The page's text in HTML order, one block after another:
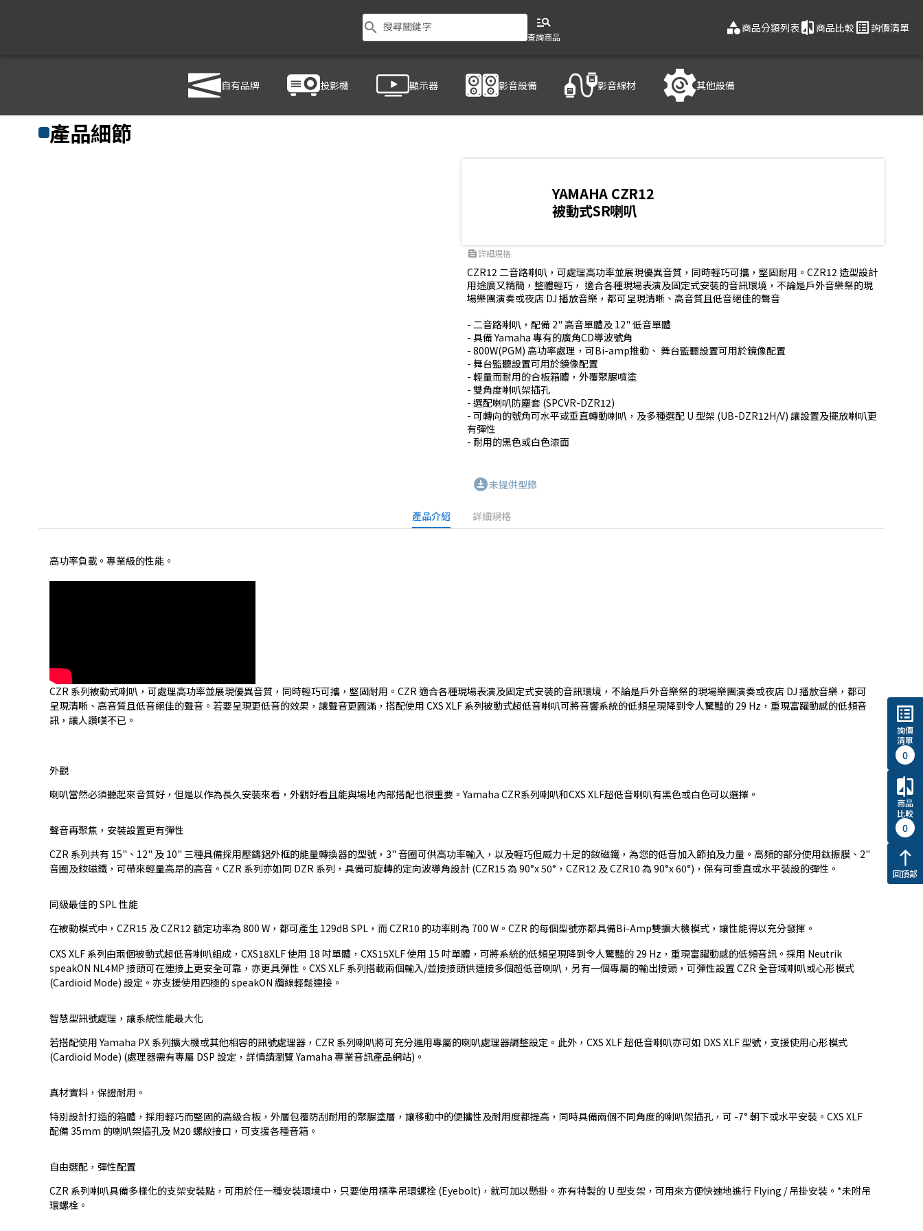
search 搜尋關鍵字 manage_search
查詢商品
category商品分類列表compare商品比較 list_alt 詢價清單
自有品牌 投影機 顯示器 影音設備 影音線材 其他設備
YAMAHA CZR12
產品細節
YAMAHA CZR12
被動式SR喇叭
feed詳細規格
CZR12 二音路喇叭，可處理高功率並展現優異音質，同時輕巧可攜，堅固耐用。CZR12 造型設計
用途廣又精簡，整體輕巧， 適合各種現場表演及固定式安裝的音訊環境，不論是戶外音樂祭的現
場樂團演奏或夜店 DJ 播放音樂，都可呈現清晰、高音質且低音絕佳的聲音
- 二音路喇叭，配備 2" 高音單體及 12" 低音單體
- 具備 Yamaha 專有的廣角CD導波號角
- 800W(PGM) 高功率處理，可Bi-amp推動、 舞台監聽設置可用於鏡像配置
- 舞台監聽設置可用於鏡像配置
- 輕量而耐用的合板箱體，外覆聚脲噴塗
- 雙角度喇叭架插孔
- 選配喇叭防塵套 (SPCVR-DZR12)
- 可轉向的號角可水平或垂直轉動喇叭，及多種選配 U 型架 (UB-DZR12H/V) 讓設置及擺放喇叭更
有彈性
- 耐用的黑色或白色漆面
download_for_offline未提供型錄
產品介紹 詳細規格
高功率負載。專業級的性能。
CZR 系列被動式喇叭，可處理高功率並展現優異音質，同時輕巧可攜，堅固耐用。CZR 適合各種現場表演及固定式安裝的音訊環境，不論是戶外音樂祭的現場樂團演奏或夜店 DJ 播放音樂，都可
呈現清晰、高音質且低音絕佳的聲音。若要呈現更低音的效果，讓聲音更圓滿，搭配使用 CXS XLF 系列被動式超低音喇叭可將音響系統的低頻呈現降到令人驚豔的 29 Hz，重現富躍動感的低頻音
訊，讓人讚嘆不已。
外觀
喇叭當然必須聽起來音質好，但是以作為長久安裝來看，外觀好看且能與場地內部搭配也很重要。Yamaha CZR系列喇叭和CXS XLF超低音喇叭有黑色或白色可以選擇。
聲音再聚焦，安裝設置更有彈性
CZR 系列共有 15"、12" 及 10" 三種具備採用壓鑄鋁外框的能量轉換器的型號，3" 音圈可供高功率輸入，以及輕巧但威力十足的釹磁鐵，為您的低音加入節拍及力量。高頻的部分使用鈦振膜、2"
音圈及釹磁鐵，可帶來輕量高昂的高音。CZR 系列亦如同 DZR 系列，具備可旋轉的定向波導角設計 (CZR15 為 90°x 50°，CZR12 及 CZR10 為 90°x 60°)，保有可垂直或水平裝設的彈性。
同級最佳的 SPL 性能
在被動模式中，CZR15 及 CZR12 額定功率為 800 W，都可產生 129dB SPL，而 CZR10 的功率則為 700 W。CZR 的每個型號亦都具備Bi-Amp雙擴大機模式，讓性能得以充分發揮。
CXS XLF 系列由兩個被動式超低音喇叭組成，CXS18XLF 使用 18 吋單體，CXS15XLF 使用 15 吋單體，可將系統的低頻呈現降到令人驚豔的 29 Hz，重現富躍動感的低頻音訊。採用 Neutrik
speakON NL4MP 接頭可在連接上更安全可靠，亦更具彈性。CXS XLF 系列搭載兩個輸入/並接接頭供連接多個超低音喇叭，另有一個專屬的輸出接頭，可彈性設置 CZR 全音域喇叭或心形模式
(Cardioid Mode) 設定。亦支援使用四極的 speakON 纜線輕鬆連接。
智慧型訊號處理，讓系統性能最大化
若搭配使用 Yamaha PX 系列擴大機或其他相容的訊號處理器，CZR 系列喇叭將可充分運用專屬的喇叭處理器調整設定。此外，CXS XLF 超低音喇叭亦可如 DXS XLF 型號，支援使用心形模式
(Cardioid Mode) (處理器需有專屬 DSP 設定，詳情請瀏覽 Yamaha 專業音訊產品網站)。
真材實料，保證耐用。
特別設計打造的箱體，採用輕巧而堅固的高級合板，外層包覆防刮耐用的聚脲塗層，讓移動中的便攜性及耐用度都提高，同時具備兩個不同角度的喇叭架插孔，可 -7° 朝下或水平安裝。CXS XLF
配備 35mm 的喇叭架插孔及 M20 螺紋接口，可支援各種音箱。
自由選配，彈性配置
CZR 系列喇叭具備多樣化的支架安裝點，可用於任一種安裝環境中，只要使用標準吊環螺栓 (Eyebolt)，就可加以懸掛。亦有特製的 U 型支架，可用來方便快速地進行 Flying / 吊掛安裝。*未附吊
環螺栓。
list_alt
詢價
清單
0
compare
商品
比較
0
north
回頂部